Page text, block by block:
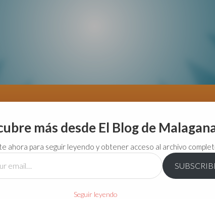
más desde El Blog de
ahora para seguir leyendo y obtener acceso al archivo
Seguir leyendo